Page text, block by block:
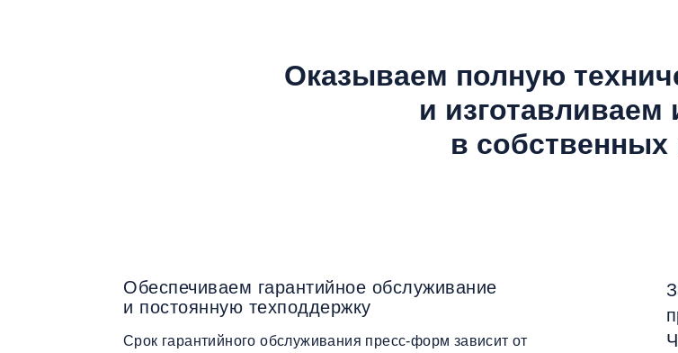
Оказываем полную
и изготавливаем
в собственных
Обеспечиваем гарантийное обслуживание
и постоянную техподдержку
Срок гарантийного обслуживания пресс-форм зависит от